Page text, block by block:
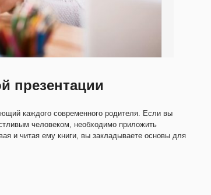
презентации
каждого современного родителя. Если вы
человеком, необходимо приложить
и читая ему книги, вы закладываете основы для